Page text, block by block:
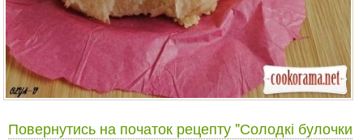
Повернутись на початок рецепту "Солодкі булочки